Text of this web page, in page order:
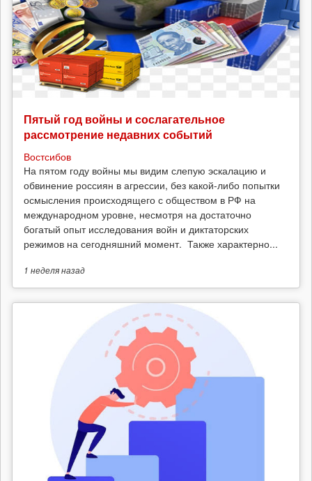
Пятый год войны и сослагательное
рассмотрение недавних событий
Востсибов
На пятом году войны мы видим слепую эскалацию и
обвинение россиян в агрессии, без какой-либо попытки
осмысления происходящего с обществом в РФ на
международном уровне, несмотря на достаточно
богатый опыт исследования войн и диктаторских
режимов на сегодняшний момент. Также характерно...
1 неделяназад